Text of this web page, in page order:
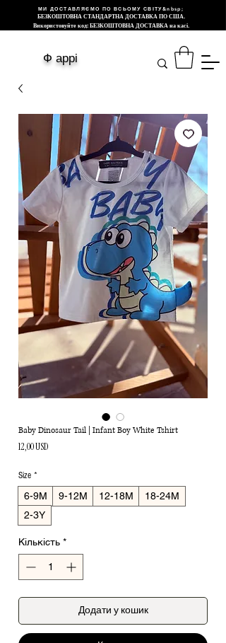
МИ ДОСТАВЛЯЄМО ПО ВСЬОМУ СВІТУ&nbsp;
БЕЗКОШТОВНА СТАНДАРТНА ДОСТАВКА ПО США.
Використовуйте код: БЕЗКОШТОВНА ДОСТАВКА на касі.
Ф аррі
Baby Dinosaur Tail | Infant Boy White Tshirt
12,00 USD
Size *
6-9M 9-12M 12-18M
18-24M
2-3Y
Кількість *
Додати у кошик